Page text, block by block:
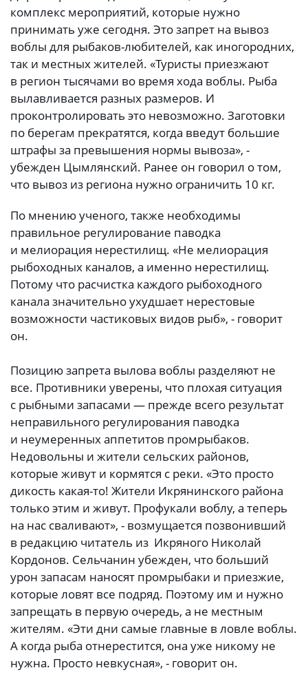
комплекс мероприятий, которые нужно
принимать уже сегодня. Это запрет на вывоз
воблы для рыбаков-любителей, как иногородних,
так и местных жителей. «Туристы приезжают
в регион тысячами во время хода воблы. Рыба
вылавливается разных размеров. И
проконтролировать это невозможно. Заготовки
по берегам прекратятся, когда введут большие
штрафы за превышения нормы вывоза», -
убежден Цымлянский. Ранее он говорил о том,
что вывоз из региона нужно ограничить 10 кг.
По мнению ученого, также необходимы
правильное регулирование паводка
и мелиорация нерестилищ. «Не мелиорация
рыбоходных каналов, а именно нерестилищ.
Потому что расчистка каждого рыбоходного
канала значительно ухудшает нерестовые
возможности частиковых видов рыб», - говорит
он.
Позицию запрета вылова воблы разделяют не
все. Противники уверены, что плохая ситуация
с рыбными запасами — прежде всего результат
неправильного регулирования паводка
и неумеренных аппетитов промрыбаков.
Недовольны и жители сельских районов,
которые живут и кормятся с реки. «Это просто
дикость какая-то! Жители Икрянинского района
только этим и живут. Профукали воблу, а теперь
на нас сваливают», - возмущается позвонивший
в редакцию читатель из Икряного Николай
Кордонов. Сельчанин убежден, что больший
урон запасам наносят промрыбаки и приезжие,
которые ловят все подряд. Поэтому им и нужно
запрещать в первую очередь, а не местным
жителям. «Эти дни самые главные в ловле воблы.
А когда рыба отнерестится, она уже никому не
нужна. Просто невкусная», - говорит он.